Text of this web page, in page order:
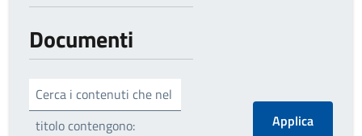
Documenti
Cerca i contenuti che nel
titolo contengono: